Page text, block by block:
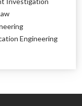
Engineering